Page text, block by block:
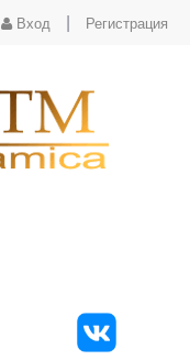
Вход Регистрация